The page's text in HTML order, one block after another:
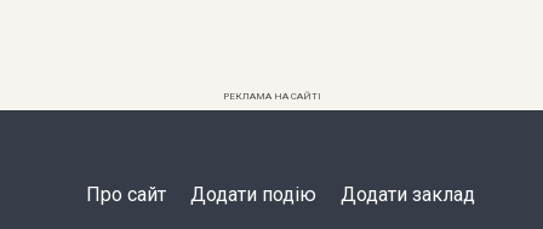
РЕКЛАМА НА САЙТІ
Про сайт Додати подію Додати заклад